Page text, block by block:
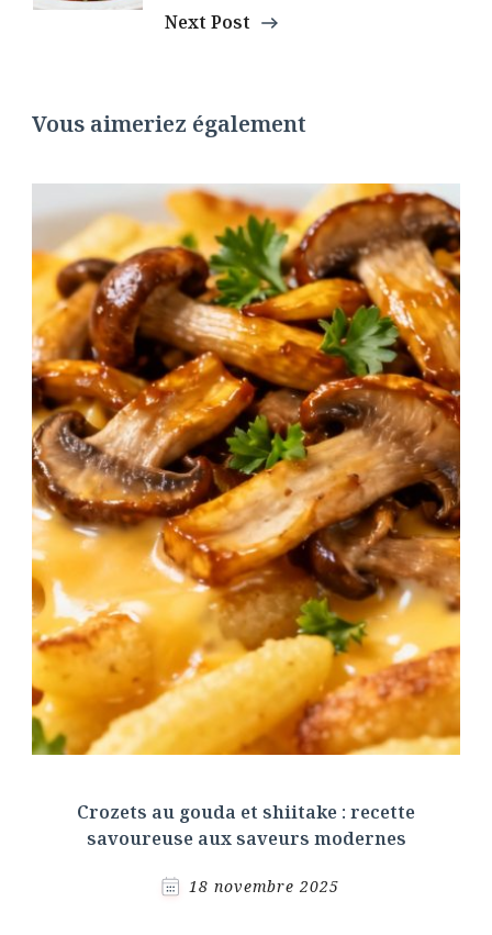
Next Post
Vous aimeriez également
Crozets au gouda et shiitake : recette
savoureuse aux saveurs modernes
18 novembre 2025